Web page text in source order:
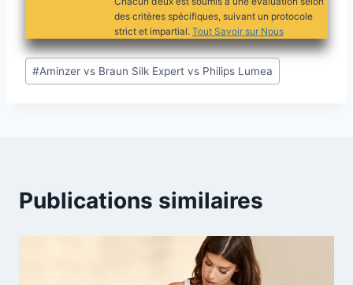
des critères spécifiques, suivant un protocole
strict et impartial. Tout Savoir sur Nous
Étiquettes
de
#Aminzer vs Braun Silk Expert vs Philips Lumea
Publications similaires